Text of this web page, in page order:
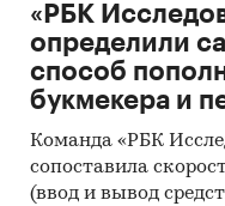
«РБК
определили
способ
букмекера и
Команда «РБК
сопоставила
(ввод и вывод